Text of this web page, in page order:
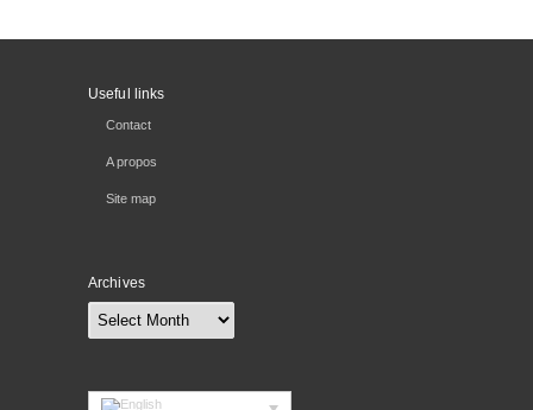
Useful links
Contact
A propos
Site map
Archives
Archives